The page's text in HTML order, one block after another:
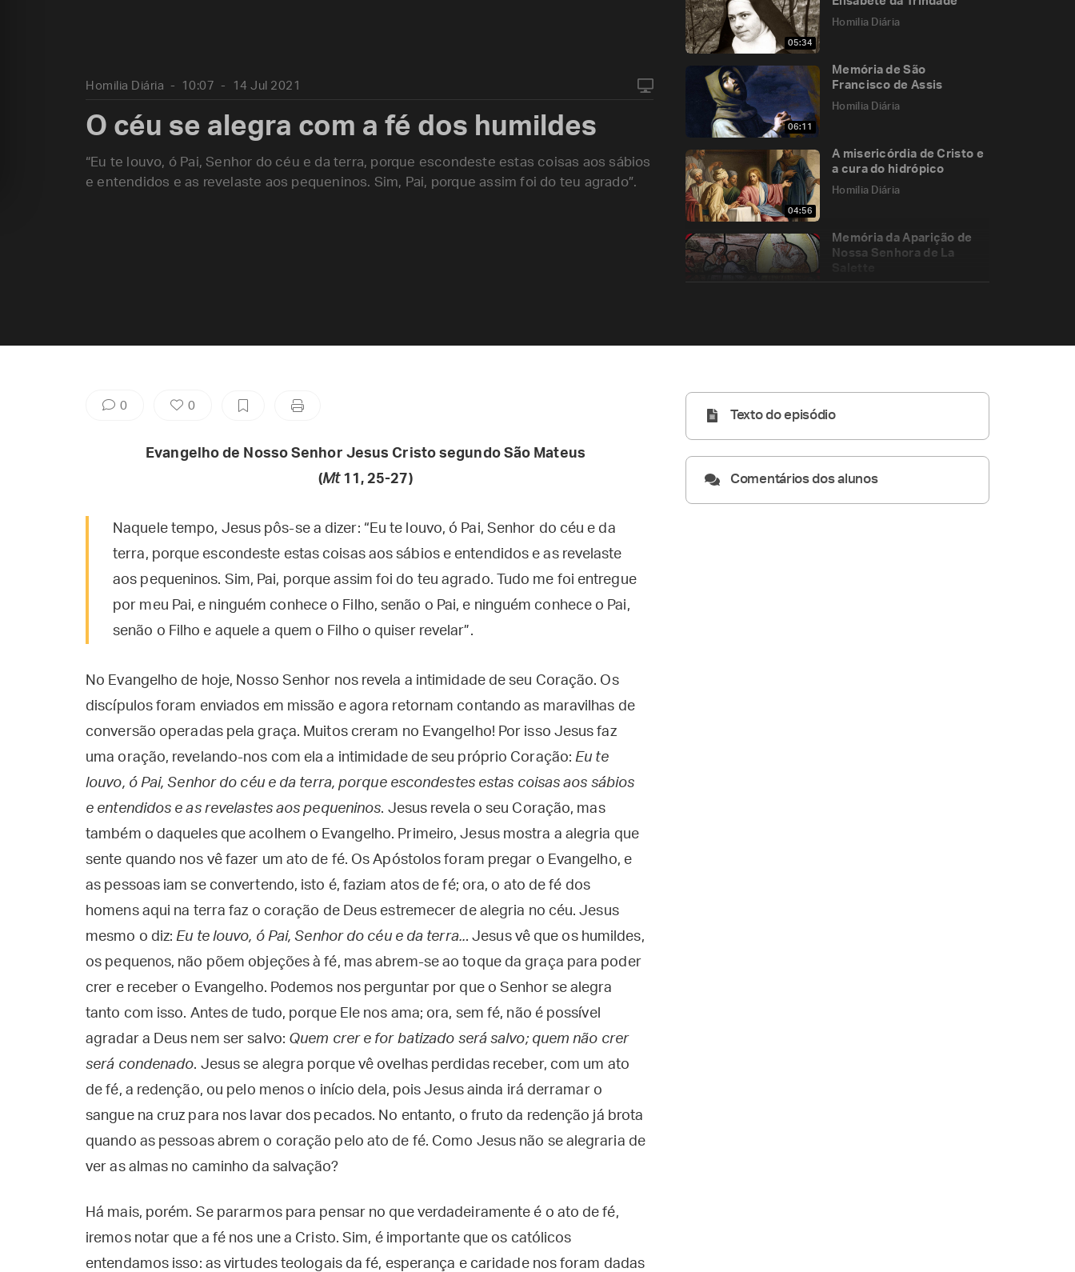
05:34
Homilia Diária
06:11
Memória de São
Francisco de Assis
Homilia Diária
04:56
A misericórdia de Cristo e
a cura do hidrópico
Homilia Diária
Memória da Aparição de
Nossa Senhora de La
Homilia Diária 10:07 14 Jul 2021
O céu se alegra com a fé dos humildes
“Eu te louvo, ó Pai, Senhor do céu e da terra, porque escondeste estas coisas aos sábios
e entendidos e as revelaste aos pequeninos. Sim, Pai, porque assim foi do teu agrado”.
0 0
Evangelho de Nosso Senhor Jesus Cristo segundo São Mateus
(Mt11, 25-27)
Naquele tempo, Jesus pôs-se a dizer: “Eu te louvo, ó Pai, Senhor do céu e da
terra, porque escondeste estas coisas aos sábios e entendidos e as revelaste
aos pequeninos. Sim, Pai, porque assim foi do teu agrado. Tudo me foi entregue
por meu Pai, e ninguém conhece o Filho, senão o Pai, e ninguém conhece o Pai,
senão o Filho e aquele a quem o Filho o quiser revelar”.
No Evangelho de hoje, Nosso Senhor nos revela a intimidade de seu Coração. Os
discípulos foram enviados em missão e agora retornam contando as maravilhas de
conversão operadas pela graça. Muitos creram no Evangelho! Por isso Jesus faz
uma oração, revelando-nos com ela a intimidade de seu próprio Coração:Eu te
louvo, ó Pai, Senhor do céu e da terra, porque escondestes estas coisas aos sábios
e entendidos e as revelastes aos pequeninos. Jesus revela o seu Coração, mas
também o daqueles que acolhem o Evangelho. Primeiro, Jesus mostra a alegria que
sente quando nos vê fazer um ato de fé. Os Apóstolos foram pregar o Evangelho, e
as pessoas iam se convertendo, isto é, faziam atos de fé; ora, o ato de fé dos
homens aqui na terra faz o coração de Deus estremecer de alegria no céu. Jesus
mesmo o diz:Eu te louvo, ó Pai, Senhor do céu e da terra... Jesus vê que os humildes,
os pequenos, não põem objeções à fé, mas abrem-se ao toque da graça para poder
crer e receber o Evangelho. Podemos nos perguntar por que o Senhor se alegra
tanto com isso. Antes de tudo, porque Ele nos ama; ora, sem fé, não é possível
agradar a Deus nem ser salvo: Quem crer e for batizado será salvo; quem não crer
será condenado. Jesus se alegra porque vê ovelhas perdidas receber, com um ato
de fé, a redenção, ou pelo menos o início dela, pois Jesus ainda irá derramar o
sangue na cruz para nos lavar dos pecados. No entanto, o fruto da redenção já brota
quando as pessoas abrem o coração pelo ato de fé. Como Jesus não se alegraria de
ver as almas no caminho da salvação?
Há mais, porém. Se pararmos para pensar no que verdadeiramente é o ato de fé,
iremos notar que a fé nos une a Cristo. Sim, é importante que os católicos
entendamos isso: as virtudes teologais da fé, esperança e caridade nos foram dadas
Texto do episódio
Comentários dos alunos